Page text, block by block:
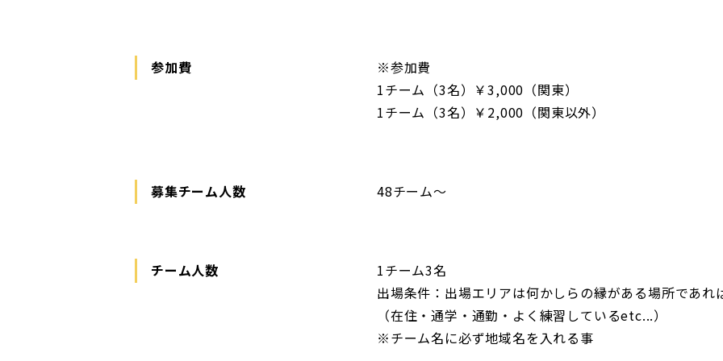
参加費
※参加費
1チーム（3名）￥3,000（関東）
1チーム（3名）￥2,000（関東以外）
募集チーム人数 48チーム～
チーム人数
1チーム3名
出場条件：出場エリアは何かしらの縁がある場所であれ
（在住・通学・通勤・よく練習しているetc...）
※チーム名に必ず地域名を入れる事